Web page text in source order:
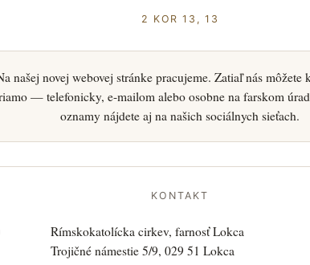
2 KOR 13, 13
našej novej webovej stránke pracujeme. Zatiaľ nás môžete
— telefonicky, e-mailom alebo osobne na farskom
oznamy nájdete aj na našich sociálnych sieťach.
KONTAKT
Rímskokatolícka cirkev, farnosť Lokca
Trojičné námestie 5/9, 029 51 Lokca